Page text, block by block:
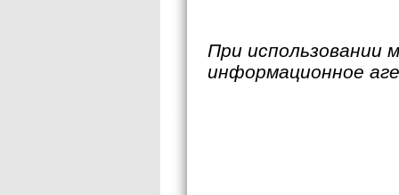
При использовании
информационное